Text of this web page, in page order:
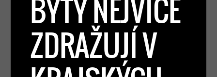
BYTY NEJVÍCE
ZDRAŽUJÍ V